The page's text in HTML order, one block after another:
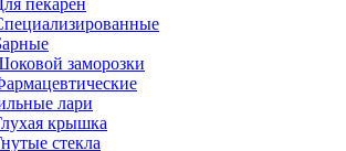
заморозки
лари
крышка
стекла